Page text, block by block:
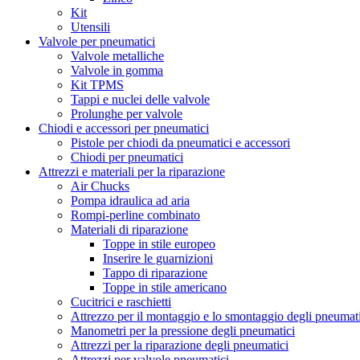
Kit
Utensili
Valvole per pneumatici
Valvole metalliche
Valvole in gomma
Kit TPMS
Tappi e nuclei delle valvole
Prolunghe per valvole
Chiodi e accessori per pneumatici
Pistole per chiodi da pneumatici e accessori
Chiodi per pneumatici
Attrezzi e materiali per la riparazione
Air Chucks
Pompa idraulica ad aria
Rompi-perline combinato
Materiali di riparazione
Toppe in stile europeo
Inserire le guarnizioni
Tappo di riparazione
Toppe in stile americano
Cucitrici e raschietti
Attrezzo per il montaggio e lo smontaggio degli
Manometri per la pressione degli pneumatici
Attrezzi per la riparazione degli pneumatici